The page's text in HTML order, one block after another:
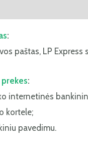
:
paštas, LP
:
internetinės
kortele;
pavedimu.